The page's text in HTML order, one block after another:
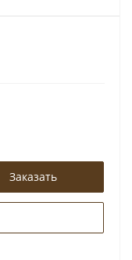
Заказать